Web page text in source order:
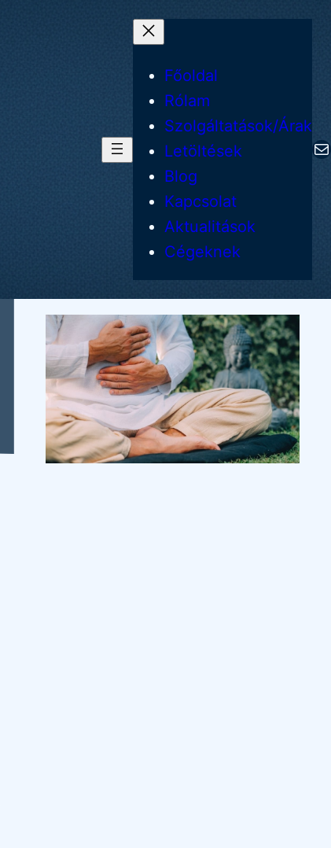
Főoldal
Rólam
Szolgáltatások/Árak
Letöltések
Blog
Kapcsolat
Aktualitások
Cégeknek